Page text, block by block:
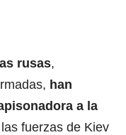
rusas,
han
a la
fuerzas de Kiev